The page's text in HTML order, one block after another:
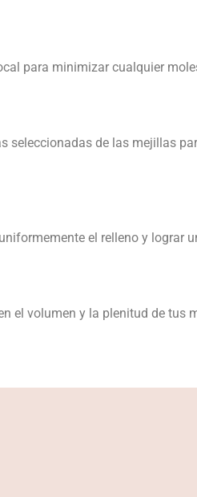
para minimizar cualquier
seleccionadas de las mejillas
el relleno y lograr
el volumen y la plenitud de tus